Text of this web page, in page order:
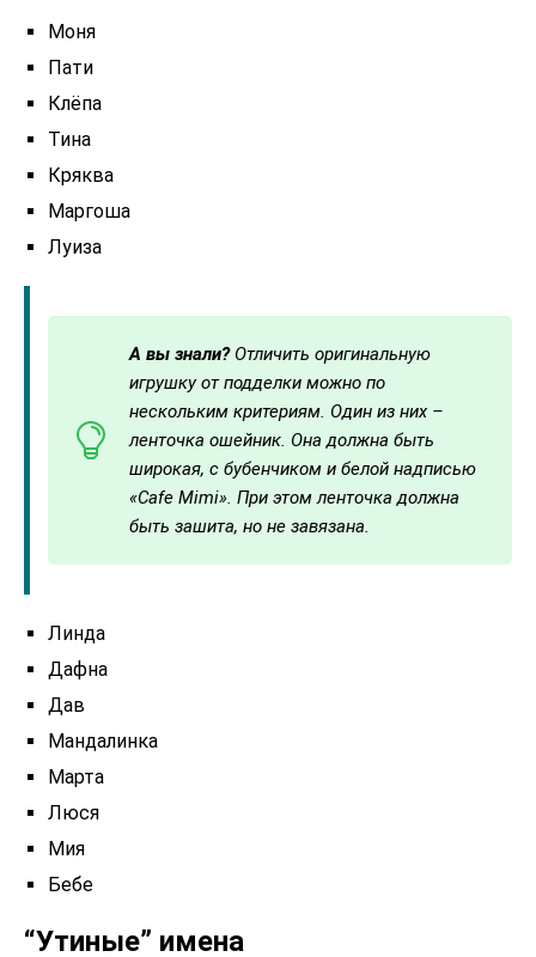
Моня
Пати
Клёпа
Тина
Кряква
Маргоша
Луиза
А вы знали? Отличить оригинальную
игрушку от подделки можно по
нескольким критериям. Один из них –
ленточка ошейник. Она должна быть
широкая, с бубенчиком и белой надписью
«Cafe Mimi». При этом ленточка должна
быть зашита, но не завязана.
Линда
Дафна
Дав
Мандалинка
Марта
Люся
Мия
Бебе
“Утиные” имена